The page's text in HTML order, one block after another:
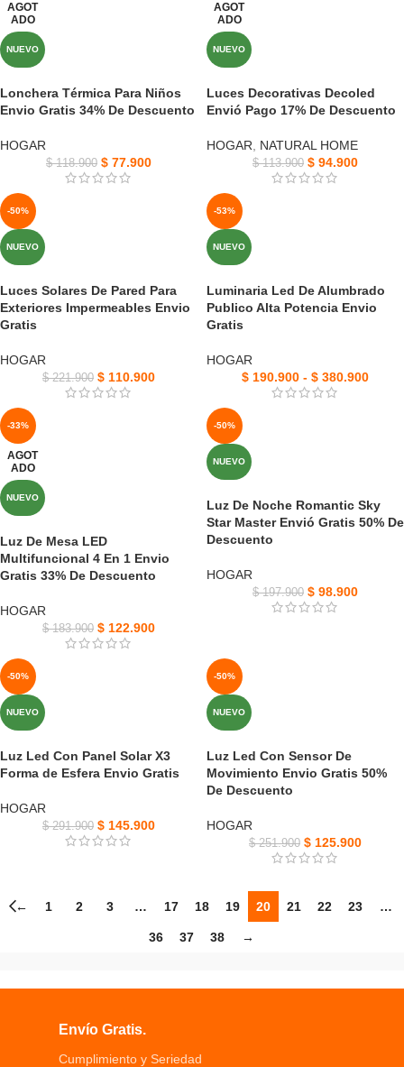
AGOT
ADO
NUEVO
Lonchera Térmica Para Niños
Envio Gratis 34% De Descuento
HOGAR
$118.900 $ 77.900
AGOT
ADO
NUEVO
Luces Decorativas Decoled
Envió Pago 17% De Descuento
HOGAR NATURAL HOME
$113.900 $ 94.900
-50%
NUEVO
Luces Solares De Pared Para
Exteriores Impermeables Envio
Gratis
HOGAR
$221.900 $ 110.900
-53%
NUEVO
Luminaria Led De Alumbrado
Publico Alta Potencia Envio
Gratis
HOGAR
$ 190.900 - $ 380.900
-33%
AGOT
ADO
NUEVO
Luz De Mesa LED
Multifuncional 4 En 1 Envio
Gratis 33% De Descuento
HOGAR
$183.900 $ 122.900
-50%
NUEVO
Luz De Noche Romantic Sky
Star Master Envió Gratis 50% De
Descuento
HOGAR
$197.900 $ 98.900
-50%
NUEVO
Luz Led Con Panel Solar X3
Forma de Esfera Envio Gratis
HOGAR
$291.900 $ 145.900
-50%
NUEVO
Luz Led Con Sensor De
Movimiento Envio Gratis 50%
De Descuento
HOGAR
$251.900 $ 125.900
← 1 2 3 … 17 18 19 20 21 22 23 …
36 37 38 →
Envío Gratis.
Cumplimiento y Seriedad